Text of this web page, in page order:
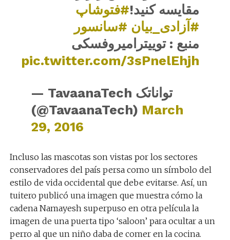
مقایسه کنید!#فتوشاپ
#آزادی_بیان #سانسور
منبع : توییترامیروفسکی
pic.twitter.com/3sPnelEhjh
— TavaanaTech تواناتک
(@TavaanaTech) March
29, 2016
Incluso las mascotas son vistas por los sectores
conservadores del país persa como un símbolo del
estilo de vida occidental que debe evitarse. Así, un
tuitero publicó una imagen que muestra cómo la
cadena Namayesh superpuso en otra película la
imagen de una puerta tipo ‘saloon’ para ocultar a un
perro al que un niño daba de comer en la cocina.